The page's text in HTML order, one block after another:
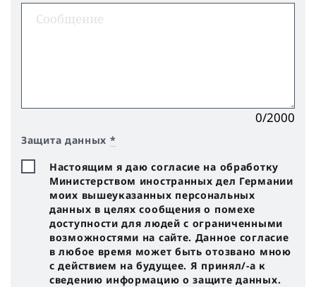
0/2000
Защита данных *
Настоящим я даю согласие на обработку
Министерством иностранных дел Германии
моих вышеуказанных персональных
данных в целях сообщения о помехе
доступности для людей с ограниченными
возможностями на сайте. Данное согласие
в любое время может быть отозвано мною
с действием на будущее. Я принял/-a к
сведению информацию о защите данных.